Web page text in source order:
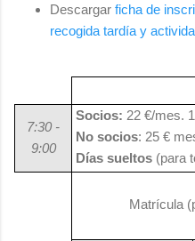
Descargar ficha de
recogida tardía y
7:30 -
9:00
Socios: 22 €/mes.
No socios: 25 €
Días sueltos(para
Matrícula